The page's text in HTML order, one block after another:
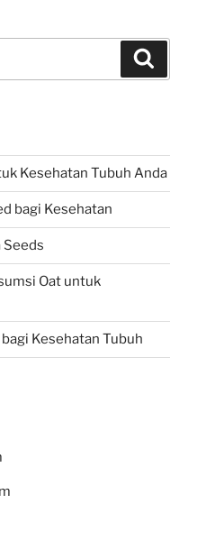
Kesehatan Tubuh Anda
bagi Kesehatan
Seeds
Oat untuk
Kesehatan Tubuh